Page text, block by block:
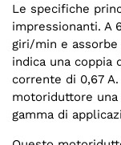
Le specifiche
impressionanti. A
giri/min e
indica una coppia
corrente di 0,67
motoriduttore
gamma di